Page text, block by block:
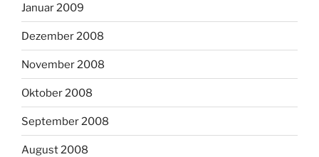
Januar 2009
Dezember 2008
November 2008
Oktober 2008
September 2008
August 2008